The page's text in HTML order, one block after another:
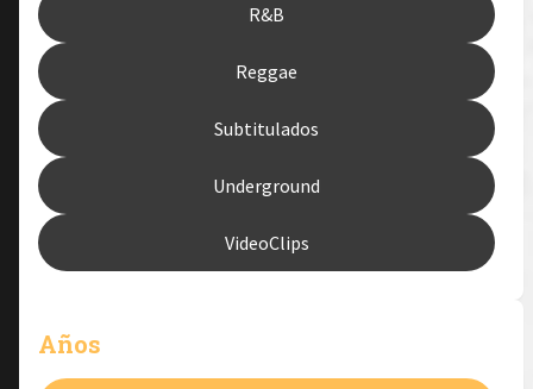
R&B
Reggae
Subtitulados
Underground
VideoClips
Años